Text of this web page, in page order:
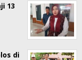
13
di